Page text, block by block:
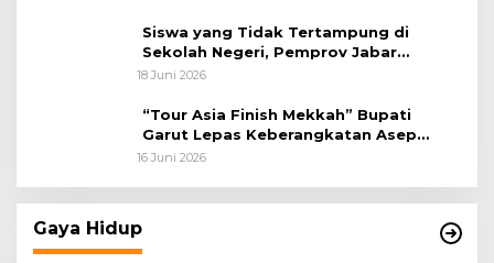
Siswa yang Tidak Tertampung di
Sekolah Negeri, Pemprov Jabar
Siapkan Bantuan Dana Pendidikan
18 Juni 2026
“Tour Asia Finish Mekkah” Bupati
Garut Lepas Keberangkatan Asep
Akung
16 Juni 2026
Gaya Hidup